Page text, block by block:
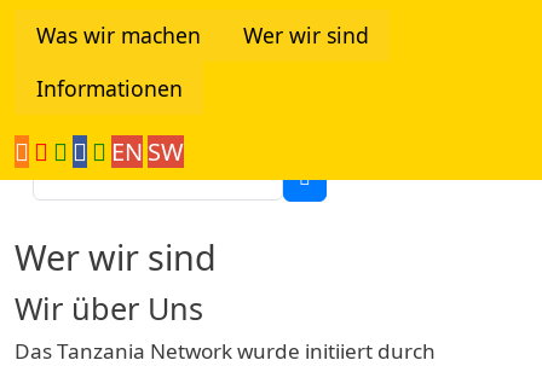
Was wir machen
Wer wir sind
Informationen
EN SW
Suche
Wer wir sind
Wir über Uns
Das Tanzania Network wurde initiiert durch